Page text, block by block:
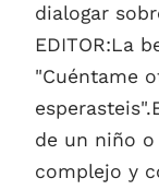
dialogar
EDITOR:La
"Cuéntame
de un niño
complejo y